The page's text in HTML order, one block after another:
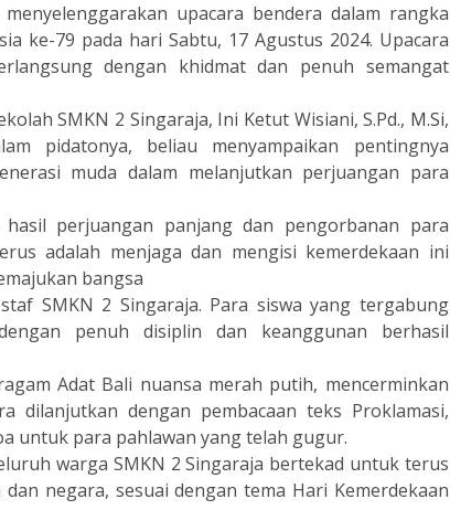
upacara bendera dalam rangka
ke-79 pada hari Sabtu, 17 Agustus 2024. Upacara
dengan khidmat dan penuh semangat
SMKN 2 Singaraja, Ini Ketut Wisiani, S.Pd., M.Si,
pidatonya, beliau menyampaikan pentingnya
muda dalam melanjutkan perjuangan para
perjuangan panjang dan pengorbanan para
adalah menjaga dan mengisi kemerdekaan ini
bangsa
SMKN 2 Singaraja. Para siswa yang tergabung
penuh disiplin dan keanggunan berhasil
Adat Bali nuansa merah putih, mencerminkan
dilanjutkan dengan pembacaan teks Proklamasi,
untuk para pahlawan yang telah gugur.
warga SMKN 2 Singaraja bertekad untuk terus
negara, sesuai dengan tema Hari Kemerdekaan